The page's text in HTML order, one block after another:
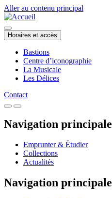
Aller au contenu principal
Horaires et accès
Bastions
Centre d’iconographie
La Musicale
Les Délices
Contact
Navigation principale
Emprunter & Étudier
Collections
Actualités
Navigation principale